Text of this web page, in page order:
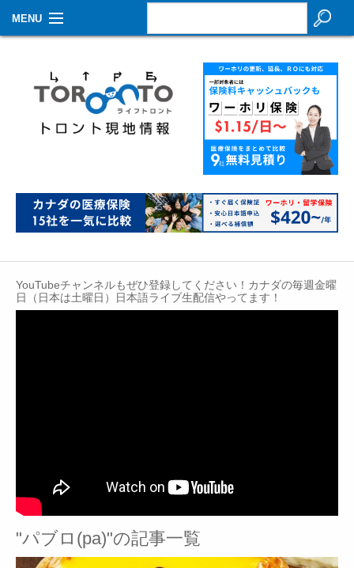
MENU
生活情報
その他
イベントカレンダー
About Us
YouTubeチャンネルもぜひ登録してください！カナダの毎週金曜
日（日本は土曜日）日本語ライブ生配信やってます！
"パブロ(pa)"の記事一覧